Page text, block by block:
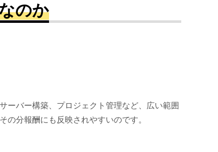
のか
ーバー構築、プロジェクト管理など、広い範囲
分報酬にも反映されやすいのです。